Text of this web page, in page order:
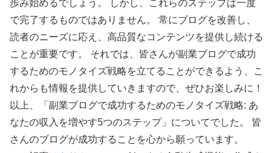
歩み始めるでしょう。 しかし、これらのステップは一度
で完了するものではありません。 常にブログを改善し、
読者のニーズに応え、高品質なコンテンツを提供し続ける
ことが重要です。 それでは、皆さんが副業ブログで成功
するためのモノタイズ戦略を立てることができるよう、こ
れからも情報を提供していきますので、ぜひお楽しみに！
以上、「副業ブログで成功するためのモノタイズ戦略: あ
なたの収入を増やす5つのステップ」についてでした。 皆
さんのブログが成功することを心から願っています。